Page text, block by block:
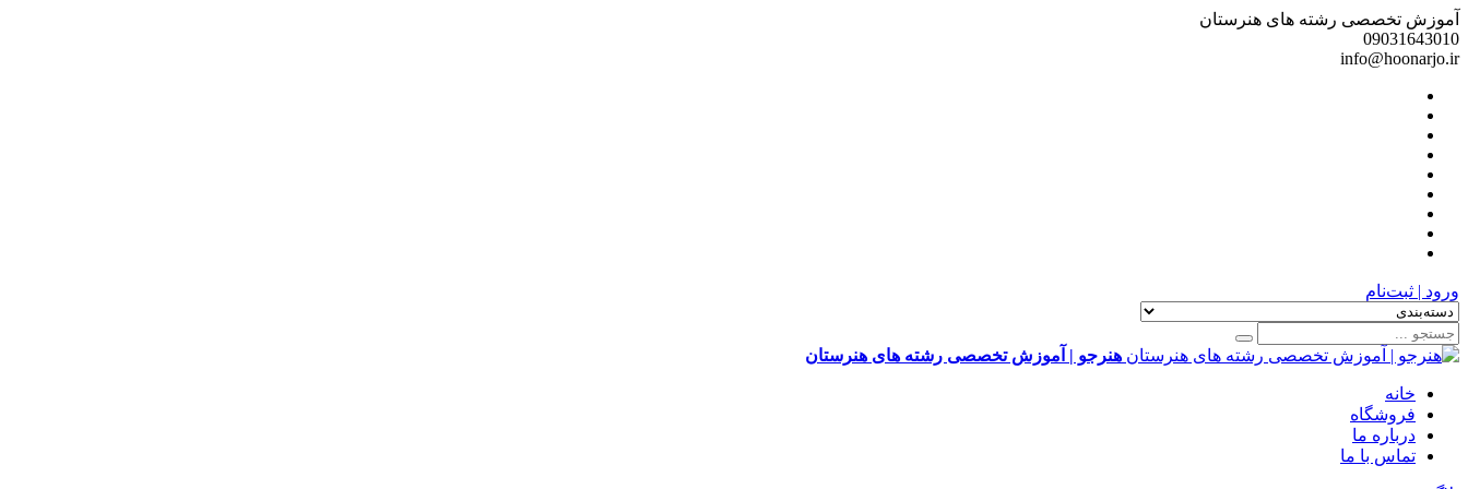
آموزش تخصصی رشته های هنرستان
09031643010
info@hoonarjo.ir
ورود | ثبت‌نام
هنرجو | آموزش تخصصی رشته های هنرستان
خانه
فروشگاه
درباره ما
تماس با ما